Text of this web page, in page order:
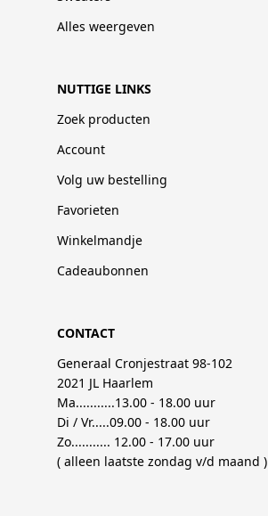
Alles weergeven
NUTTIGE LINKS
Zoek producten
Account
Volg uw bestelling
Favorieten
Winkelmandje
Cadeaubonnen
CONTACT
Generaal Cronjestraat 98-102
2021 JL Haarlem
Ma...........13.00 - 18.00 uur
Di / Vr.....09.00 - 18.00 uur
Zo........... 12.00 - 17.00 uur
( alleen laatste zondag v/d maand )